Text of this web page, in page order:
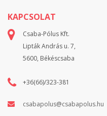
KAPCSOLAT
Csaba-Pólus Kft.
Lipták András u. 7,
5600, Békéscsaba
+36(66)/323-381
csabapolus@csabapolus.hu